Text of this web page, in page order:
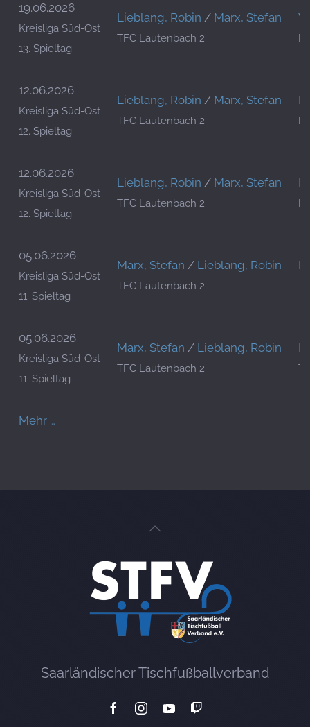
19.06.2026
Kreisliga Süd-Ost
13. Spieltag
Lieblang, Robin / Marx, Stefan
TFC Lautenbach 2
12.06.2026
Kreisliga Süd-Ost
12. Spieltag
Lieblang, Robin / Marx, Stefan
TFC Lautenbach 2
12.06.2026
Kreisliga Süd-Ost
12. Spieltag
Lieblang, Robin / Marx, Stefan
TFC Lautenbach 2
05.06.2026
Kreisliga Süd-Ost
11. Spieltag
Marx, Stefan / Lieblang, Robin
TFC Lautenbach 2
05.06.2026
Kreisliga Süd-Ost
11. Spieltag
Marx, Stefan / Lieblang, Robin
TFC Lautenbach 2
Mehr …
Saarländischer Tischfußballverband